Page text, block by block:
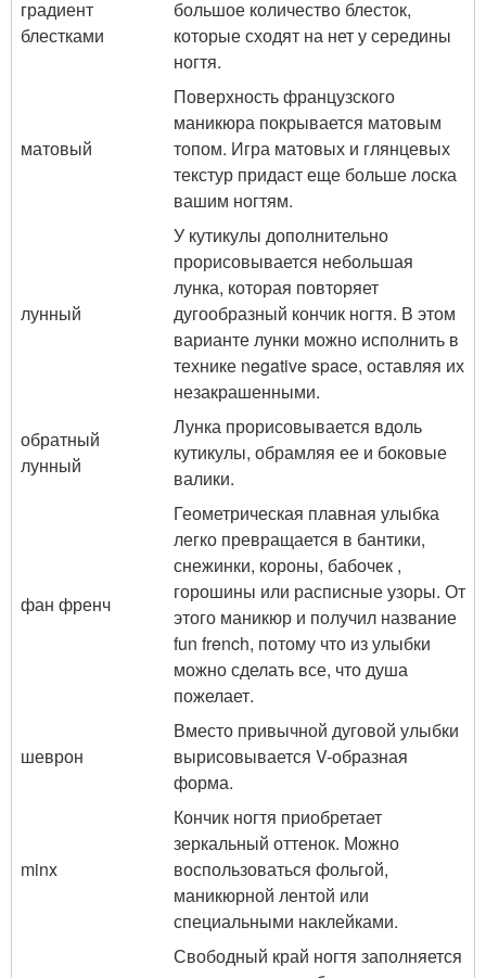
градиент
блестками
большое количество блесток,
которые сходят на нет у середины
ногтя.
матовый
Поверхность французского
маникюра покрывается матовым
топом. Игра матовых и глянцевых
текстур придаст еще больше лоска
вашим ногтям.
лунный
У кутикулы дополнительно
прорисовывается небольшая
лунка, которая повторяет
дугообразный кончик ногтя. В этом
варианте лунки можно исполнить в
технике negative space, оставляя их
незакрашенными.
обратный
лунный
Лунка прорисовывается вдоль
кутикулы, обрамляя ее и боковые
валики.
фан френч
Геометрическая плавная улыбка
легко превращается в бантики,
снежинки, короны, бабочек ,
горошины или расписные узоры. От
этого маникюр и получил название
fun french, потому что из улыбки
можно сделать все, что душа
пожелает.
шеврон
Вместо привычной дуговой улыбки
вырисовывается V-образная
форма.
minx
Кончик ногтя приобретает
зеркальный оттенок. Можно
воспользоваться фольгой,
маникюрной лентой или
специальными наклейками.
Свободный край ногтя заполняется